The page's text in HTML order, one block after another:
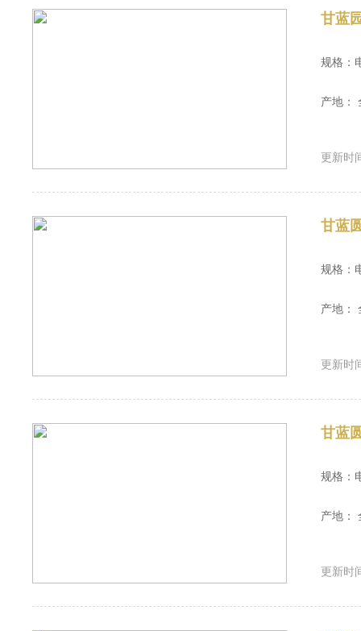
甘蓝
规格：
产地：
更新时
甘蓝
规格：
产地：
更新时
甘蓝
规格：
产地：
更新时